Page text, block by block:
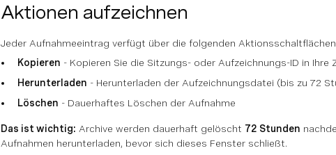
Aktionen aufzeichnen
Jeder Aufnahmeeintrag verfügt über die folgenden
Kopieren - Kopieren Sie die Sitzungs- oder Aufzeichnungs-ID in Ihre
Herunterladen - Herunterladen der Aufzeichnungsdatei (bis zu 72
Löschen - Dauerhaftes Löschen der Aufnahme
Das ist wichtig: Archive werden dauerhaft gelöscht 72 Stunden
Aufnahmen herunterladen, bevor sich dieses Fenster schließt.